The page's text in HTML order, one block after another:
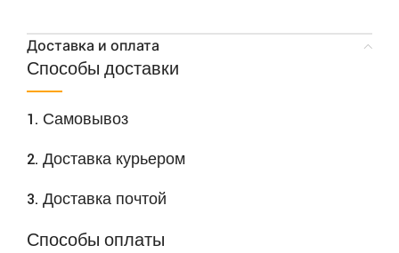
Доставка и оплата
Способы доставки
1. Самовывоз
2. Доставка курьером
3. Доставка почтой
Способы оплаты